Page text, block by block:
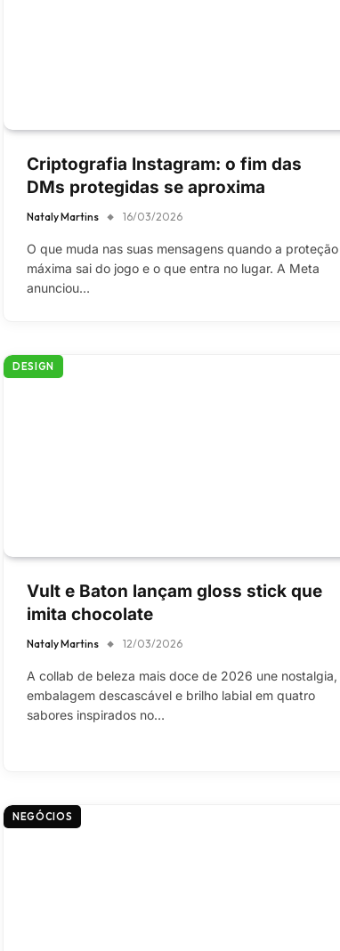
Criptografia Instagram: o fim das
DMs protegidas se aproxima
Nataly Martins 16/03/2026
O que muda nas suas mensagens quando a proteção
máxima sai do jogo e o que entra no lugar. A Meta
anunciou…
DESIGN
Vult e Baton lançam gloss stick que
imita chocolate
Nataly Martins 12/03/2026
A collab de beleza mais doce de 2026 une nostalgia,
embalagem descascável e brilho labial em quatro
sabores inspirados no…
NEGÓCIOS